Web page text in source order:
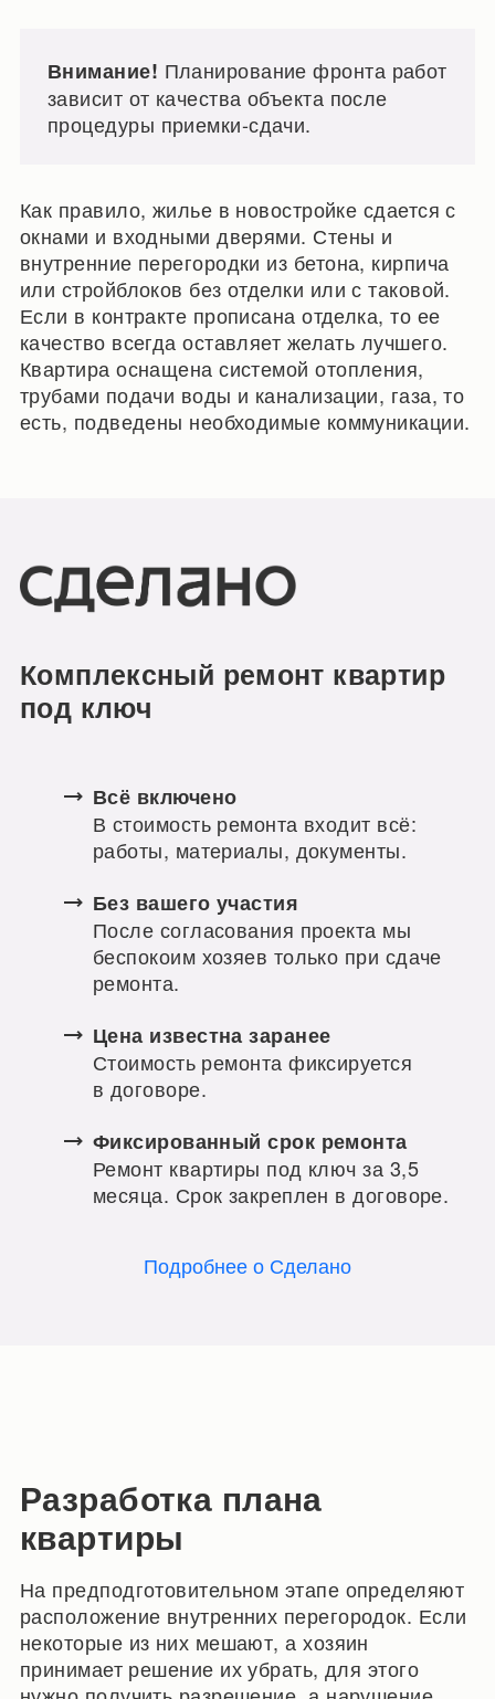
Внимание! Планирование фронта работ
зависит от качества объекта после
процедуры приемки-сдачи.
Как правило, жилье в новостройке сдается с
окнами и входными дверями. Стены и
внутренние перегородки из бетона, кирпича
или стройблоков без отделки или с таковой.
Если в контракте прописана отделка, то ее
качество всегда оставляет желать лучшего.
Квартира оснащена системой отопления,
трубами подачи воды и канализации, газа, то
есть, подведены необходимые коммуникации.
Комплексный ремонт квартир
под ключ
Всё включено
В стоимость ремонта входит всё:
работы, материалы, документы.
Без вашего участия
После согласования проекта мы
беспокоим хозяев только при сдаче
ремонта.
Цена известна заранее
Стоимость ремонта фиксируется
в договоре.
Фиксированный срок ремонта
Ремонт квартиры под ключ за 3,5
месяца. Срок закреплен в договоре.
Подробнее о Сделано
Разработка плана
квартиры
На предподготовительном этапе определяют
расположение внутренних перегородок. Если
некоторые из них мешают, а хозяин
принимает решение их убрать, для этого